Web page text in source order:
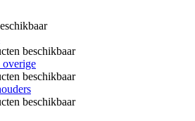
beschikbaar
overige
beschikbaar
beschikbaar